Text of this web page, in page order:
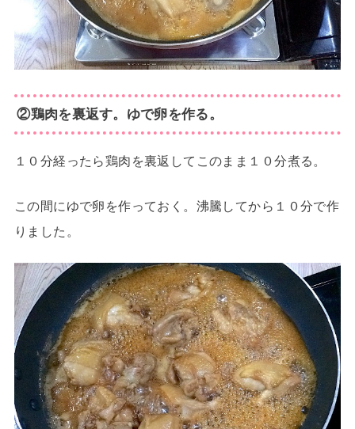
②鶏肉を裏返す。ゆで卵を作る。
１０分経ったら鶏肉を裏返してこのまま１０分煮る。
この間にゆで卵を作っておく。沸騰してから１０分で作
りました。